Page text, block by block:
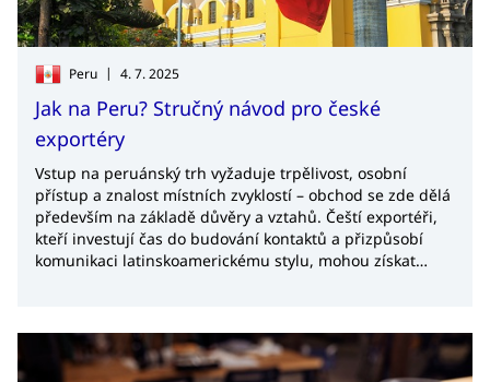
Peru | 4. 7. 2025
Jak na Peru? Stručný návod pro české
exportéry
Vstup na peruánský trh vyžaduje trpělivost, osobní
přístup a znalost místních zvyklostí – obchod se zde dělá
především na základě důvěry a vztahů. Čeští exportéři,
kteří investují čas do budování kontaktů a přizpůsobí
komunikaci latinskoamerickému stylu, mohou získat